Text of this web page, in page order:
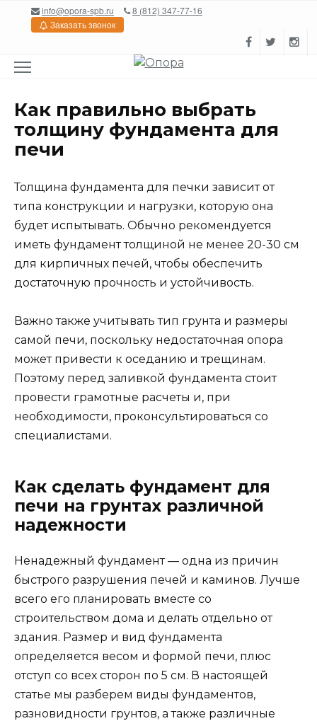
Перейтиinfo@opora-spb.ru
8 (812) 347-77-16
Заказать звонок
Как правильно выбрать
толщину фундамента для
печи
Толщина фундамента для печки зависит от
типа конструкции и нагрузки, которую она
будет испытывать. Обычно рекомендуется
иметь фундамент толщиной не менее 20-30 см
для кирпичных печей, чтобы обеспечить
достаточную прочность и устойчивость.
Важно также учитывать тип грунта и размеры
самой печи, поскольку недостаточная опора
может привести к оседанию и трещинам.
Поэтому перед заливкой фундамента стоит
провести грамотные расчеты и, при
необходимости, проконсультироваться со
специалистами.
Как сделать фундамент для
печи на грунтах различной
надежности
Ненадежный фундамент — одна из причин
быстрого разрушения печей и каминов. Лучше
всего его планировать вместе со
строительством дома и делать отдельно от
здания. Размер и вид фундамента
определяется весом и формой печи, плюс
отступ со всех сторон по 5 см. В настоящей
статье мы разберем виды фундаментов,
разновидности грунтов, а также различные